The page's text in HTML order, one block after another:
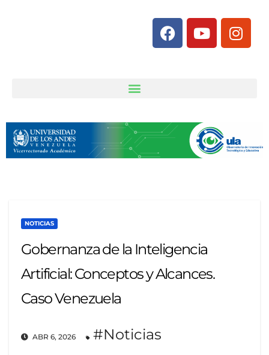
NOTICIAS
Gobernanza de la Inteligencia
Artificial: Conceptos y Alcances.
Caso Venezuela
ABR 6, 2026 #Noticias